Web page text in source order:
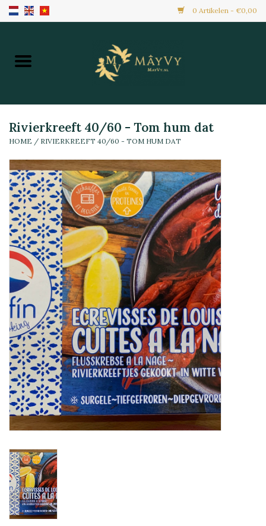
0 Artikelen - €0,00
Home
Nieuw Binnen
Diepvries
Alle Producten
Maaltijden & Hapjes
Rivierkreeft 40/60 - Tom hum dat
HOME / RIVIERKREEFT 40/60 - TOM HUM DAT